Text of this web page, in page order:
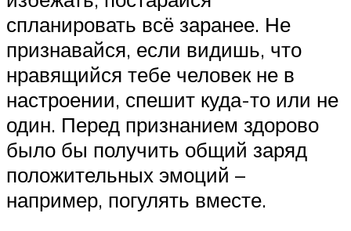
спланировать всё заранее. Не
признавайся, если видишь, что
нравящийся тебе человек не в
настроении, спешит куда-то или не
один. Перед признанием здорово
было бы получить общий заряд
положительных эмоций –
например, погулять вместе.